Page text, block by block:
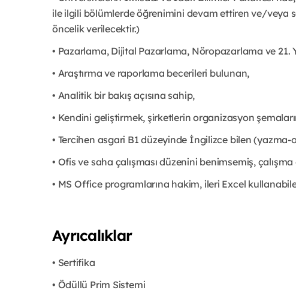
ile ilgili bölümlerde öğrenimini devam ettiren ve/veya
öncelik verilecektir.)
• Pazarlama, Dijital Pazarlama, Nöropazarlama ve 21.
• Araştırma ve raporlama becerileri bulunan,
• Analitik bir bakış açısına sahip,
• Kendini geliştirmek, şirketlerin organizasyon
• Tercihen asgari B1 düzeyinde İngilizce bilen
• Ofis ve saha çalışması düzenini benimsemiş,
• MS Office programlarına hakim, ileri Excel
Ayrıcalıklar
• Sertifika
• Ödüllü Prim Sistemi